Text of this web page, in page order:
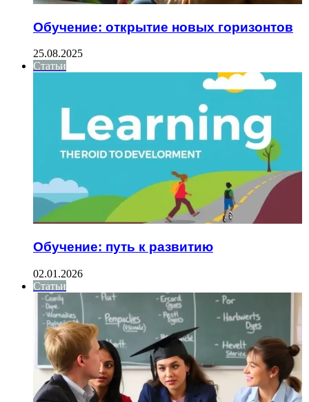
Обучение: открытие новых горизонтов
25.08.2025
Статьи
Обучение: путь к развитию
02.01.2026
Статьи